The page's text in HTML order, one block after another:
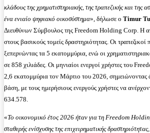
κλάδους της χρηματιστηριακής, της τραπεζικής και της
ένα ενιαίο ψηφιακό οικοσύστημα», δήλωσε ο Timur
Διευθύνων Σύμβουλος της Freedom Holding Corp. Η
στους βασικούς τομείς δραστηριότητας. Οι τραπεζικοί
ξεπερνώντας τα 5 εκατομμύρια, ενώ οι
σε 858 χιλιάδες. Οι μηνιαίοι ενεργοί χρήστες του
2,6 εκατομμύρια τον Μάρτιο του 2026, σημειώνοντας
βάση, με τους ημερήσιους ενεργούς χρήστες να
634.578.
«Το οικονομικό έτος 2026 ήταν για τη Freedom
σταθερής ενίσχυσης της επιχειρηματικής